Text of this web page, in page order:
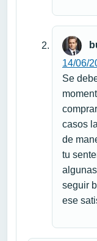
14/06/
Se
casos
de
tu
seguir
ese